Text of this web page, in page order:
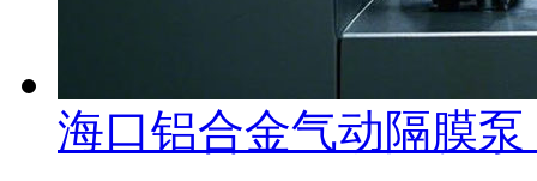
海口铝合金气动隔膜